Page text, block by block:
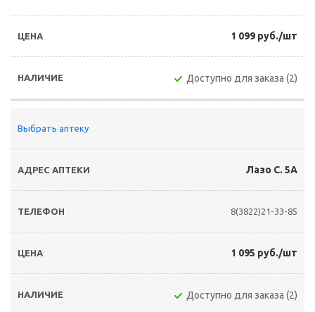
1 099 руб./шт
Доступно для заказа (2)
Выбрать аптеку
Лазо С. 5А
8(3822)21-33-85
1 095 руб./шт
Доступно для заказа (2)